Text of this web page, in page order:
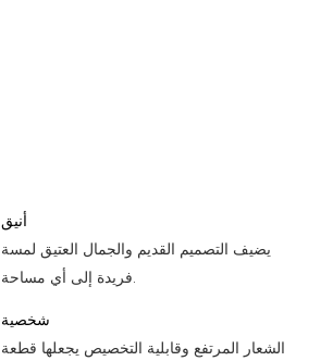
أنيق
يضيف التصميم القديم والجمال العتيق لمسة
فريدة إلى أي مساحة.
شخصية
الشعار المرتفع وقابلية التخصيص يجعلها قطعة